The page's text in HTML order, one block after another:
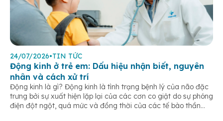
24/07/2026•TIN TỨC
Động kinh ở trẻ em: Dấu hiệu nhận biết, nguyên
nhân và cách xử trí
Động kinh là gì? Động kinh là tình trạng bệnh lý của não đặc
trưng bởi sự xuất hiện lặp lại của các cơn co giật do sự phóng
điện đột ngột, quá mức và đồng thời của các tế bào thần